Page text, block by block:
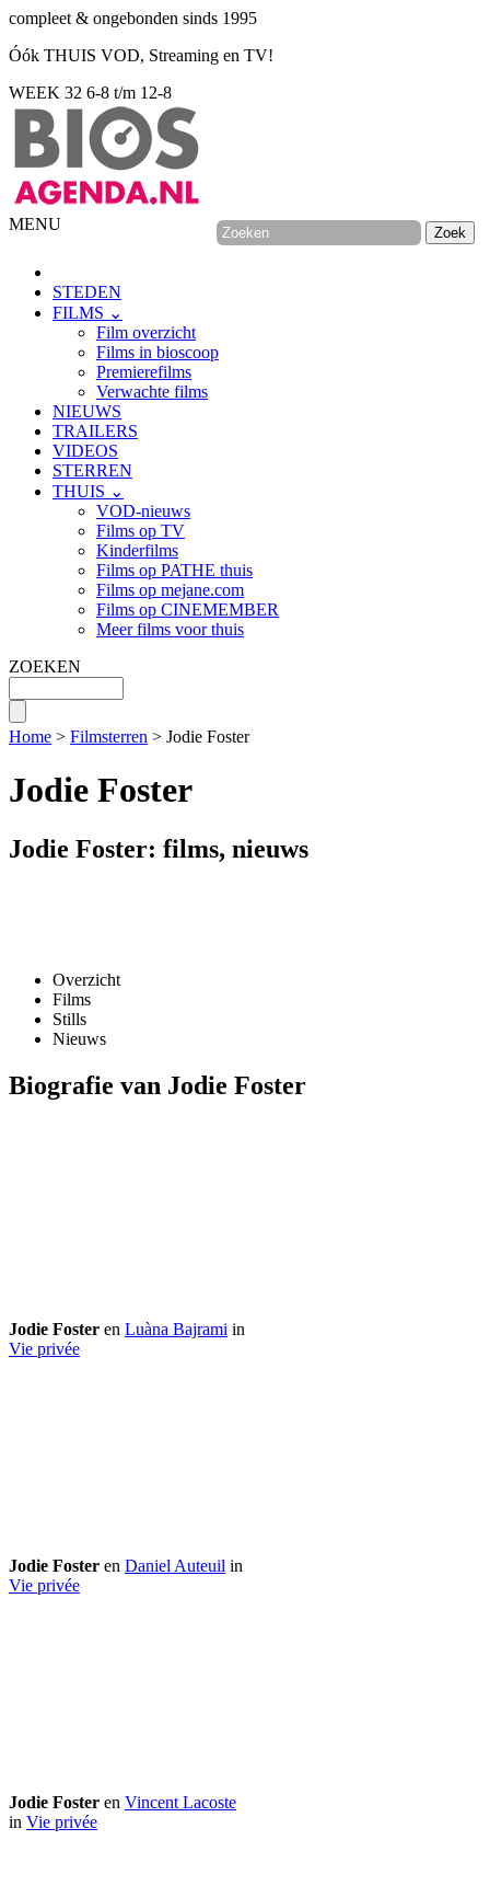
compleet & ongebonden sinds 1995
Óók THUIS VOD, Streaming en TV!
WEEK 32 6-8 t/m 12-8
MENU
STEDEN
FILMS ⌄
Film overzicht
Films in bioscoop
Premierefilms
Verwachte films
NIEUWS
TRAILERS
VIDEOS
STERREN
THUIS ⌄
VOD-nieuws
Films op TV
Kinderfilms
Films op PATHE thuis
Films op mejane.com
Films op CINEMEMBER
Meer films voor thuis
ZOEKEN
Home > Filmsterren > Jodie Foster
Jodie Foster
Jodie Foster: films, nieuws
Overzicht
Films
Stills
Nieuws
Biografie van Jodie Foster
Jodie Foster en Luàna Bajrami in
Vie privée
Jodie Foster en Daniel Auteuil in
Vie privée
Jodie Foster en Vincent Lacoste
in Vie privée